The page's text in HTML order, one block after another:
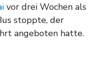
vor drei Wochen als
stoppte, der
angeboten hatte.